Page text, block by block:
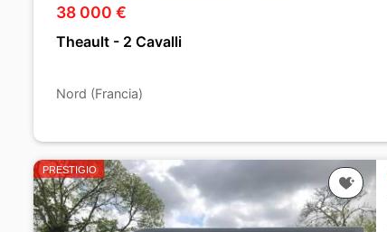
38 000 €
Theault - 2 Cavalli
Nord (Francia)
PRESTIGIO